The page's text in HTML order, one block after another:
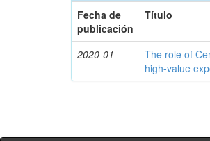
Fecha de
publicación
Título
2020-01
The role of
high-value